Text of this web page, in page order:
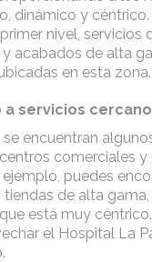
dinámico y
nivel, servicios
acabados de alta
en esta zona.
a servicios
se encuentran
comerciales
puedes
tiendas de alta
está muy
el Hospital La